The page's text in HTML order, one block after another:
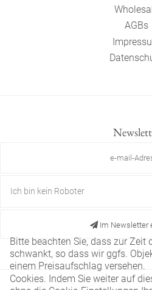
AGBs
Ich bin kein Roboter
Im Newsletter
Diese Website verwendet nur
Cookies. Indem Sie weiter auf
Bitte beachten Sie, dass zur Zeit
schwankt, so dass wir ggfs.
einem Preisaufschlag versehen.